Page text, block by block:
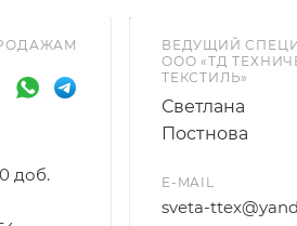
доб.
ВЕДУЩИЙ
ООО «ТД
ТЕКСТИЛЬ»
Светлана
Постнова
E-MAIL
sveta-